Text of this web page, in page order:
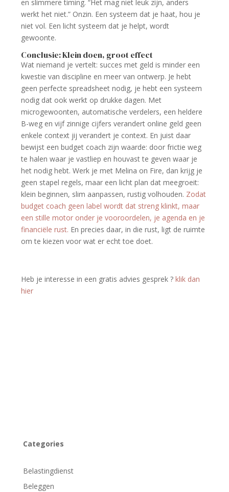
en slimmere timing. “Het mag niet leuk zijn, anders
werkt het niet.” Onzin. Een systeem dat je haat, hou je
niet vol. Een licht systeem dat je helpt, wordt
gewoonte.
Conclusie: Klein doen, groot effect
Wat niemand je vertelt: succes met geld is minder een
kwestie van discipline en meer van ontwerp. Je hebt
geen perfecte spreadsheet nodig, je hebt een systeem
nodig dat ook werkt op drukke dagen. Met
microgewoonten, automatische verdelers, een heldere
B-weg en vijf zinnige cijfers verandert online geld geen
enkele context jij verandert je context. En juist daar
bewijst een budget coach zijn waarde: door frictie weg
te halen waar je vastliep en houvast te geven waar je
het nodig hebt. Werk je met Melina on Fire, dan krijg je
geen stapel regels, maar een licht plan dat meegroeit:
klein beginnen, slim aanpassen, rustig volhouden. Zodat
budget coach geen label wordt dat streng klinkt, maar
een stille motor onder je vooroordelen, je agenda en je
financiële rust. En precies daar, in die rust, ligt de ruimte
om te kiezen voor wat er echt toe doet.
Heb je interesse in een gratis advies gesprek ­­? klik dan
hier
Categories
Belastingdienst
Beleggen